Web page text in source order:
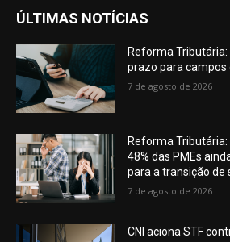
ÚLTIMAS NOTÍCIAS
Reforma
prazo para campos
7 de agosto de 2026
Reforma
48% das PMEs
para a transição de
7 de agosto de 2026
CNI aciona STF